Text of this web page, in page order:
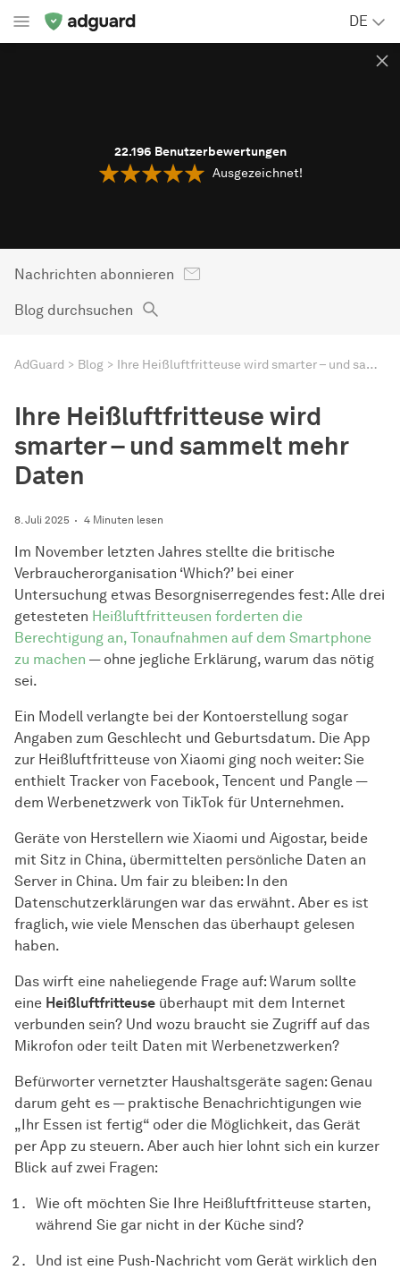
DE
22.196 Benutzerbewertungen
Ausgezeichnet!
Nachrichten abonnieren
Blog durchsuchen
AdGuard Blog Ihre Heißluftfritteuse wird smarter – und sammelt mehr Daten
Ihre Heißluftfritteuse wird
smarter – und sammelt mehr
Daten
8. Juli 2025 4 Minuten lesen
Im November letzten Jahres stellte die britische
Verbraucherorganisation ‘Which?’ bei einer
Untersuchung etwas Besorgniserregendes fest: Alle drei
getesteten Heißluftfritteusen forderten die
Berechtigung an, Tonaufnahmen auf dem Smartphone
zu machen — ohne jegliche Erklärung, warum das nötig
sei.
Ein Modell verlangte bei der Kontoerstellung sogar
Angaben zum Geschlecht und Geburtsdatum. Die App
zur Heißluftfritteuse von Xiaomi ging noch weiter: Sie
enthielt Tracker von Facebook, Tencent und Pangle —
dem Werbenetzwerk von TikTok für Unternehmen.
Geräte von Herstellern wie Xiaomi und Aigostar, beide
mit Sitz in China, übermittelten persönliche Daten an
Server in China. Um fair zu bleiben: In den
Datenschutzerklärungen war das erwähnt. Aber es ist
fraglich, wie viele Menschen das überhaupt gelesen
haben.
Das wirft eine naheliegende Frage auf: Warum sollte
eine Heißluftfritteuse überhaupt mit dem Internet
verbunden sein? Und wozu braucht sie Zugriff auf das
Mikrofon oder teilt Daten mit Werbenetzwerken?
Befürworter vernetzter Haushaltsgeräte sagen: Genau
darum geht es — praktische Benachrichtigungen wie
„Ihr Essen ist fertig“ oder die Möglichkeit, das Gerät
per App zu steuern. Aber auch hier lohnt sich ein kurzer
Blick auf zwei Fragen:
Wie oft möchten Sie Ihre Heißluftfritteuse starten,
während Sie gar nicht in der Küche sind?
Und ist eine Push-Nachricht vom Gerät wirklich den